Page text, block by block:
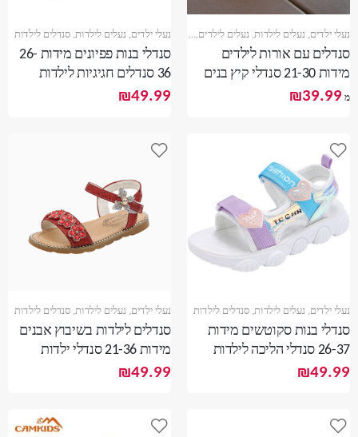
נעלי ילדים, נעלים לילדות, נעלים לילדים, סנדלים לילדות,סנדלים לילדים
סנדלים עם אורות לילדים
מידות 21-30 סנדלי קיץ בנים
בנות עם אורות
מ ₪39.99
נעלי ילדים, נעלים לילדות, סנדלים לילדות
סנדלי בנות פפיונים מידות 26-
36 סנדלים חגיגיות לילדות
סנדלי קיץ לבנות
₪49.99
נעלי ילדים נעלים לילדות סנדלים לילדות
סנדלי בנות סקוטשים מידות
26-37 סנדלי הליכה לילדות
סנדלים לקיץ
₪49.99
נעלי ילדים נעלים לילדות סנדלים לילדות
סנדלים לילדות בשיבוץ אבנים
מידות 21-36 סנדלי ילדות
נוצצות אבני חן
₪49.99